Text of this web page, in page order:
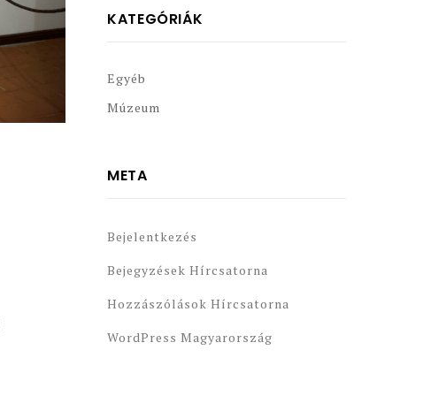
KATEGÓRIÁK
Egyéb
Múzeum
META
Bejelentkezés
Bejegyzések Hírcsatorna
Hozzászólások Hírcsatorna
WordPress Magyarország